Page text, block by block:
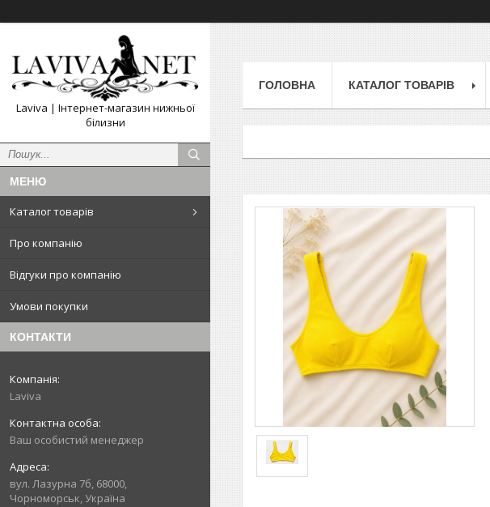
Laviva | Інтернет-магазин нижньої
білизни
Каталог товарів
Про компанію
Відгуки про компанію
Умови покупки
КОНТАКТИ
Laviva
Ваш особистий менеджер
вул. Лазурна 7б, 68000,
Чорноморськ, Україна
ГОЛОВНА КАТАЛОГ ТОВАРІВ